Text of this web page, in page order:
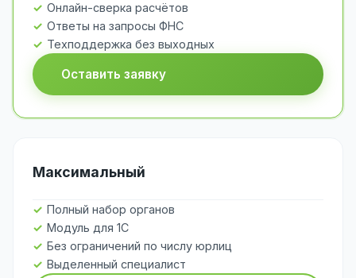
Онлайн-сверка расчётов
Ответы на запросы ФНС
Техподдержка без выходных
Оставить заявку
Максимальный
Полный набор органов
Модуль для 1С
Без ограничений по числу юрлиц
Выделенный специалист